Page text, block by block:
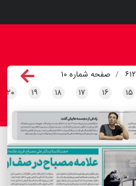
صفحه شماره ۱۰
۱۵ ۱۶ ۱۷ ۱۸ ۱۹ ۲۰